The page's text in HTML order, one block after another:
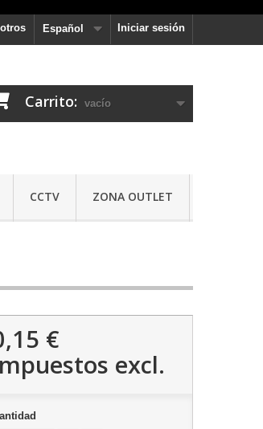
Iniciar sesión
Español
Carrito: vacío
CCTV ZONA OUTLET
€
excl.